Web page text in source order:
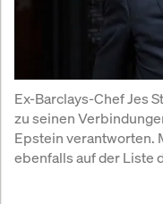
Ex-Barclays-Chef Jes
zu seinen
Epstein verantworten.
ebenfalls auf der Liste